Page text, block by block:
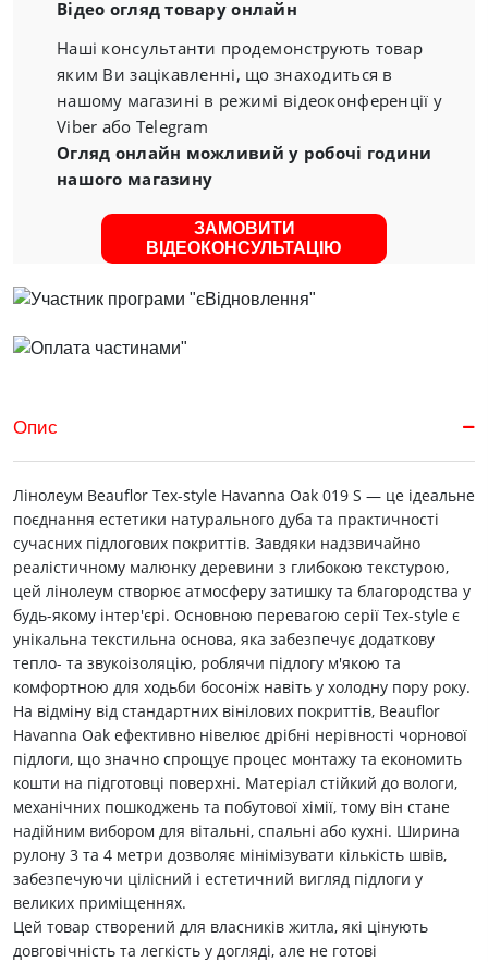
Відео огляд товару онлайн
Наші консультанти продемонструють товар
яким Ви зацікавленні, що знаходиться в
нашому магазині в режимі відеоконференції у
Viber або Telegram
Огляд онлайн можливий у робочі години
нашого магазину
ЗАМОВИТИ
ВІДЕОКОНСУЛЬТАЦІЮ
Опис
Лінолеум Beauflor Tex-style Havanna Oak 019 S — це ідеальне
поєднання естетики натурального дуба та практичності
сучасних підлогових покриттів. Завдяки надзвичайно
реалістичному малюнку деревини з глибокою текстурою,
цей лінолеум створює атмосферу затишку та благородства у
будь-якому інтер'єрі. Основною перевагою серії Tex-style є
унікальна текстильна основа, яка забезпечує додаткову
тепло- та звукоізоляцію, роблячи підлогу м'якою та
комфортною для ходьби босоніж навіть у холодну пору року.
На відміну від стандартних вінілових покриттів, Beauflor
Havanna Oak ефективно нівелює дрібні нерівності чорнової
підлоги, що значно спрощує процес монтажу та економить
кошти на підготовці поверхні. Матеріал стійкий до вологи,
механічних пошкоджень та побутової хімії, тому він стане
надійним вибором для вітальні, спальні або кухні. Ширина
рулону 3 та 4 метри дозволяє мінімізувати кількість швів,
забезпечуючи цілісний і естетичний вигляд підлоги у
великих приміщеннях.
Цей товар створений для власників житла, які цінують
довговічність та легкість у догляді, але не готові